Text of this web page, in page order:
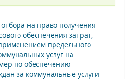
на право получения
обеспечения затрат,
предельного
услуг на
по обеспечению
за коммунальные услуги